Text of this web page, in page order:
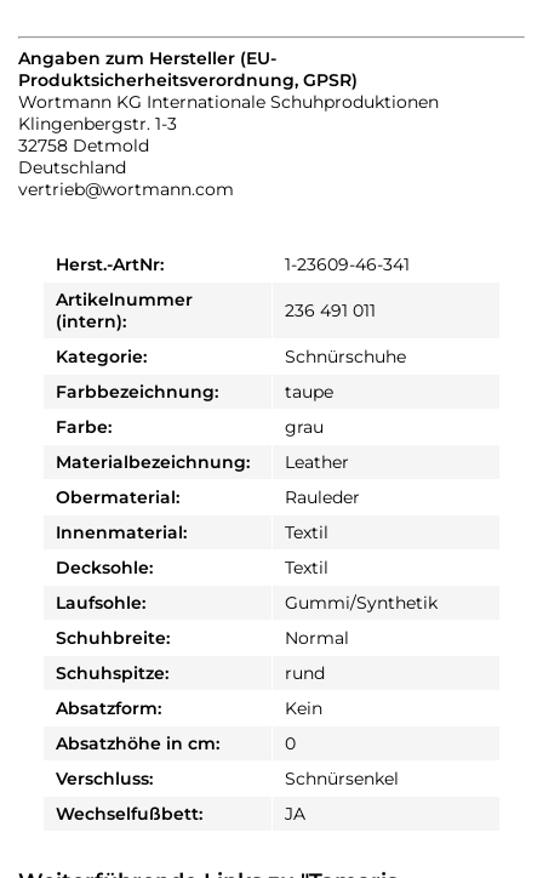
Angaben zum Hersteller (EU-
Produktsicherheitsverordnung, GPSR)
Wortmann KG Internationale Schuhproduktionen
Klingenbergstr. 1-3
32758 Detmold
Deutschland
vertrieb@wortmann.com
Herst.-ArtNr:
1-23609-46-341
Artikelnummer
(intern):
236 491 011
Kategorie:
Schnürschuhe
Farbbezeichnung:
taupe
Farbe:
grau
Materialbezeichnung:
Leather
Obermaterial:
Rauleder
Innenmaterial:
Textil
Decksohle:
Textil
Laufsohle:
Gummi/Synthetik
Schuhbreite:
Normal
Schuhspitze:
rund
Absatzform:
Kein
Absatzhöhe in cm:
0
Verschluss:
Schnürsenkel
Wechselfußbett:
JA